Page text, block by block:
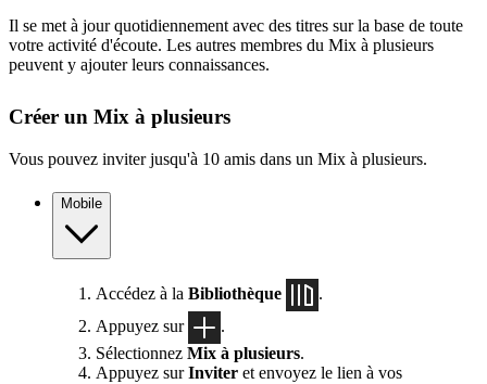
Il se met à jour quotidiennement avec des titres sur la base de toute
votre activité d'écoute. Les autres membres du Mix à plusieurs
peuvent y ajouter leurs connaissances.
Créer un Mix à plusieurs
Vous pouvez inviter jusqu'à 10 amis dans un Mix à plusieurs.
Mobile
Accédez à la Bibliothèque
.
Appuyez sur
.
Sélectionnez Mix à plusieurs.
Appuyez surInviter et envoyez le lien à vos